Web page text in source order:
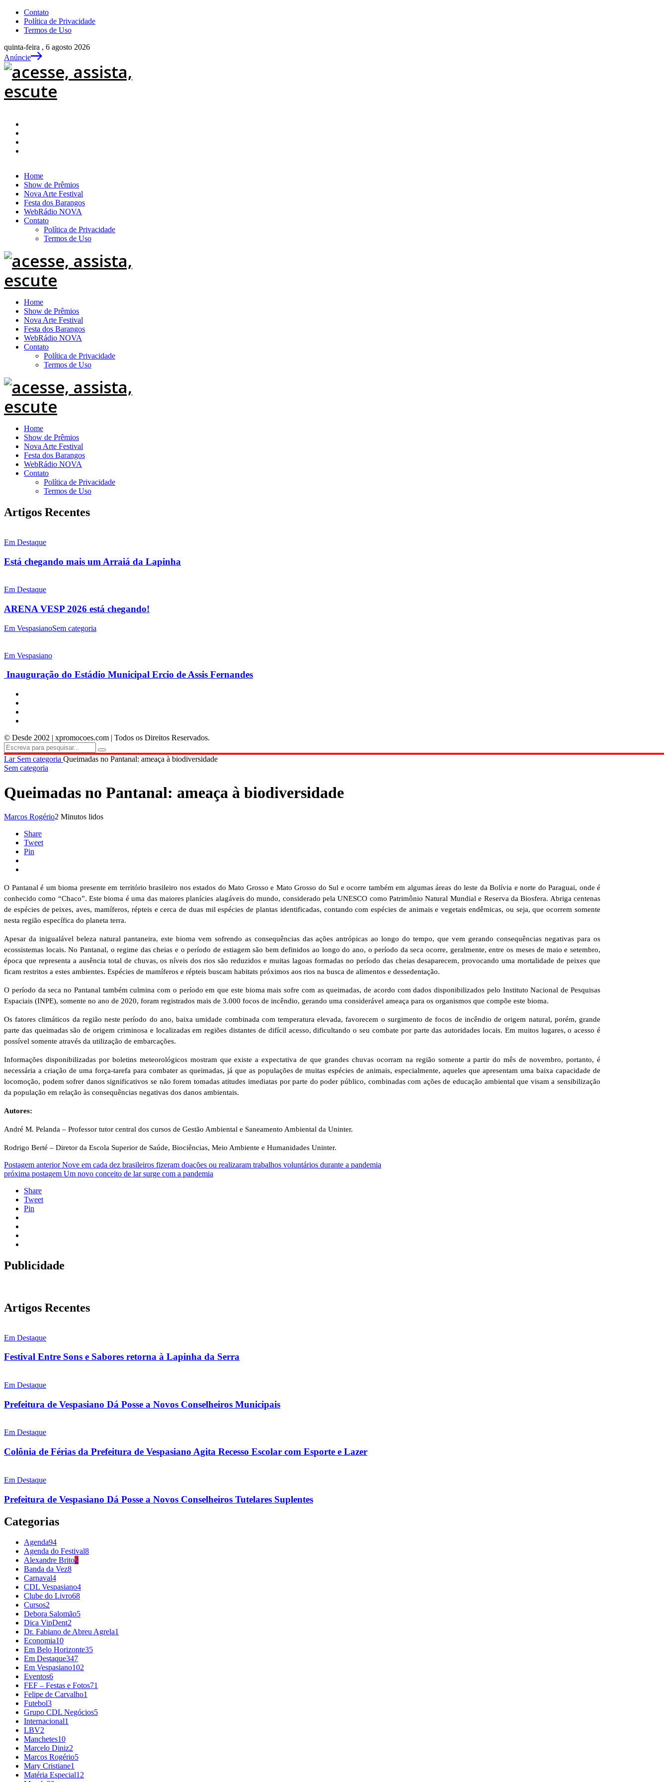
Contato
Política de Privacidade
Termos de Uso
quinta-feira , 6 agosto 2026
Anúncie
Home
Show de Prêmios
Nova Arte Festival
Festa dos Barangos
WebRádio NOVA
Contato
Política de Privacidade
Termos de Uso
Home
Show de Prêmios
Nova Arte Festival
Festa dos Barangos
WebRádio NOVA
Contato
Política de Privacidade
Termos de Uso
Home
Show de Prêmios
Nova Arte Festival
Festa dos Barangos
WebRádio NOVA
Contato
Política de Privacidade
Termos de Uso
Artigos Recentes
Em Destaque
Está chegando mais um Arraiá da Lapinha
Em Destaque
ARENA VESP 2026 está chegando!
Em VespasianoSem categoria
Em Vespasiano
Inauguração do Estádio Municipal Ercio de Assis Fernandes
© Desde 2002 | xpromocoes.com | Todos os Direitos Reservados.
Lar Sem categoria Queimadas no Pantanal: ameaça à biodiversidade
Sem categoria
Queimadas no Pantanal: ameaça à biodiversidade
Marcos Rogério2 Minutos lidos
Share
Tweet
Pin
O Pantanal é um bioma presente em território brasileiro nos estados do Mato Grosso e Mato Grosso do Sul e ocorre também em algumas áreas do leste da Bolívia e norte do Paraguai, onde é
conhecido como “Chaco”. Este bioma é uma das maiores planícies alagáveis do mundo, considerado pela UNESCO como Patrimônio Natural Mundial e Reserva da Biosfera. Abriga centenas
de espécies de peixes, aves, mamíferos, répteis e cerca de duas mil espécies de plantas identificadas, contando com espécies de animais e vegetais endêmicas, ou seja, que ocorrem somente
nesta região específica do planeta terra.
Apesar da inigualável beleza natural pantaneira, este bioma vem sofrendo as consequências das ações antrópicas ao longo do tempo, que vem gerando consequências negativas para os
ecossistemas locais. No Pantanal, o regime das cheias e o período de estiagem são bem definidos ao longo do ano, o período da seca ocorre, geralmente, entre os meses de maio e setembro,
época que representa a ausência total de chuvas, os níveis dos rios são reduzidos e muitas lagoas formadas no período das cheias desaparecem, provocando uma mortalidade de peixes que
ficam restritos a estes ambientes. Espécies de mamíferos e répteis buscam habitats próximos aos rios na busca de alimentos e dessedentação.
O período da seca no Pantanal também culmina com o período em que este bioma mais sofre com as queimadas, de acordo com dados disponibilizados pelo Instituto Nacional de Pesquisas
Espaciais (INPE), somente no ano de 2020, foram registrados mais de 3.000 focos de incêndio, gerando uma considerável ameaça para os organismos que compõe este bioma.
Os fatores climáticos da região neste período do ano, baixa umidade combinada com temperatura elevada, favorecem o surgimento de focos de incêndio de origem natural, porém, grande
parte das queimadas são de origem criminosa e localizadas em regiões distantes de difícil acesso, dificultando o seu combate por parte das autoridades locais. Em muitos lugares, o acesso é
possível somente através da utilização de embarcações.
Informações disponibilizadas por boletins meteorológicos mostram que existe a expectativa de que grandes chuvas ocorram na região somente a partir do mês de novembro, portanto, é
necessária a criação de uma força-tarefa para combater as queimadas, já que as populações de muitas espécies de animais, especialmente, aqueles que apresentam uma baixa capacidade de
locomoção, podem sofrer danos significativos se não forem tomadas atitudes imediatas por parte do poder público, combinadas com ações de educação ambiental que visam a sensibilização
da população em relação às consequências negativas dos danos ambientais.
Autores:
André M. Pelanda – Professor tutor central dos cursos de Gestão Ambiental e Saneamento Ambiental da Uninter.
Rodrigo Berté – Diretor da Escola Superior de Saúde, Biociências, Meio Ambiente e Humanidades Uninter.
Postagem anterior Nove em cada dez brasileiros fizeram doações ou realizaram trabalhos voluntários durante a pandemia
próxima postagem Um novo conceito de lar surge com a pandemia
Share
Tweet
Pin
Publicidade
Artigos Recentes
Em Destaque
Festival Entre Sons e Sabores retorna à Lapinha da Serra
Em Destaque
Prefeitura de Vespasiano Dá Posse a Novos Conselheiros Municipais
Em Destaque
Colônia de Férias da Prefeitura de Vespasiano Agita Recesso Escolar com Esporte e Lazer
Em Destaque
Prefeitura de Vespasiano Dá Posse a Novos Conselheiros Tutelares Suplentes
Categorias
Agenda94
Agenda do Festival8
Alexandre Brito2
Banda da Vez8
Carnaval4
CDL Vespasiano4
Clube do Livro68
Cursos2
Debora Salomão5
Dica VipDent2
Dr. Fabiano de Abreu Agrela1
Economia10
Em Belo Horizonte35
Em Destaque347
Em Vespasiano102
Eventos6
FEF – Festas e Fotos71
Felipe de Carvalho1
Futebol3
Grupo CDL Negócios5
Internacional1
LBV2
Manchetes10
Marcelo Diniz2
Marcos Rogério5
Mary Cristiane1
Matéria Especial12